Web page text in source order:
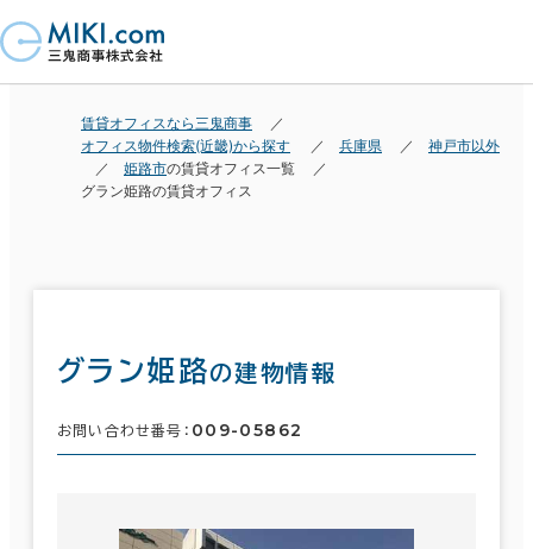
賃貸オフィスなら三鬼商事
オフィス物件検索(近畿)から探す
兵庫県
神戸市以外
姫路市の賃貸オフィス一覧
グラン姫路の賃貸オフィス
グラン姫路の建物情報
お問い合わせ番号： 009-05862